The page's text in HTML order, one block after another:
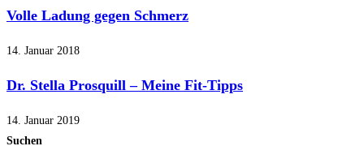
Volle Ladung gegen Schmerz
14. Januar 2018
Dr. Stella Prosquill – Meine Fit-Tipps
14. Januar 2019
Suchen